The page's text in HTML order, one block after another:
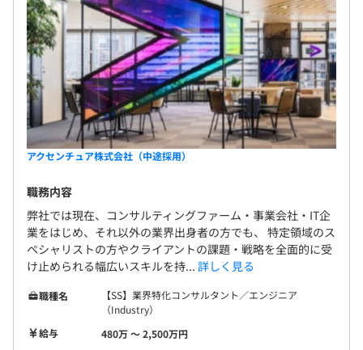
アクセンチュア株式会社（中途採用）
職務内容
弊社では現在、コンサルティングファーム・事業会社・IT企
業をはじめ、それ以外の業界出身者の方でも、 特定領域のス
ペシャリストの方やクライアントの課題・戦略を全面的に受
け止められる幅広いスキルを持... 詳しく見る
職種名
【SS】業界特化コンサルタント／エンジニア
（Industry）
給与
480万 〜 2,500万円